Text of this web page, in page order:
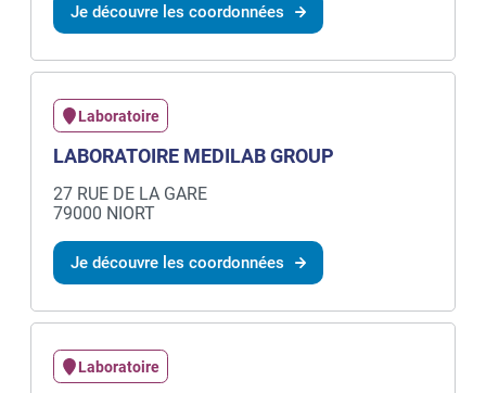
Je découvre les coordonnées
Laboratoire
LABORATOIRE MEDILAB GROUP
27 RUE DE LA GARE
79000 NIORT
Je découvre les coordonnées
Laboratoire